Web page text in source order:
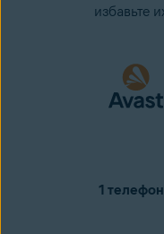
избавьте
1